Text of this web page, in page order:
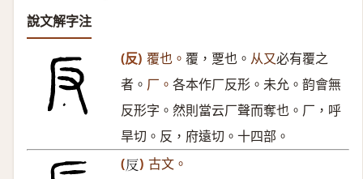
說文解字注
(反) 覆也。 覆，覂也。 从又必有覆之
者。 厂。 各本作厂反形。未允。韵會無
反形字。然則當云厂聲而奪也。厂，呼
旱切。反，府遠切。十四部。
(𠬡 ) 古文。